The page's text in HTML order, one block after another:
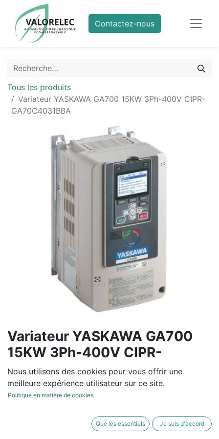
Contactez-nous
Tous les produits
Variateur YASKAWA GA700 15KW 3Ph-400V CIPR-
GA70C4031BBA
Variateur YASKAWA GA700
15KW 3Ph-400V CIPR-
GA70C4031BBA
-15/+10% 50/60Hz +/-5%
Nous utilisons des cookies pour vous offrir une
meilleure expérience utilisateur sur ce site.
Politique en matière de cookies
Que les essentiels Je suis d'accord